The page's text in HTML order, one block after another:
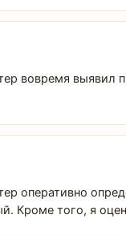
вовремя
оперативно
Кроме того, я